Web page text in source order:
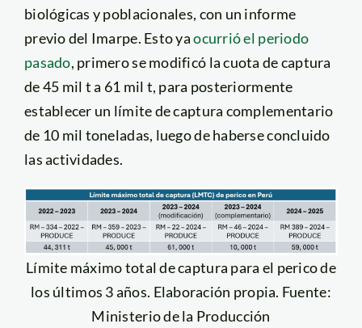
biológicas y poblacionales, con un informe
previo del Imarpe. Esto yaocurrió el periodo
pasado, primero se modificó la cuota de captura
de 45 mil t a 61 mil t, para posteriormente
establecer un límite de captura complementario
de 10 mil toneladas, luego de haberse concluido
las actividades.
Límite máximo total de captura para el perico de
los últimos 3 años. Elaboración propia. Fuente:
Ministerio de la Producción